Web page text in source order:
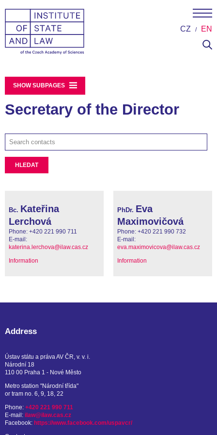
CZ EN
SHOW SUBPAGES
Secretary of the Director
HLEDAT
Bc. Kateřina
Lerchová
Phone:+420 221 990 711
E-mail:
katerina.lerchova@ilaw.cas.cz
Information
PhDr. Eva
Maximovičová
Phone:+420 221 990 732
E-mail:
eva.maximovicova@ilaw.cas.cz
Information
Address
Ústav státu a práva AV ČR, v. v. i.
Národní 18
110 00 Praha 1 - Nové Město
Metro station "Národní třída"
or tram no. 6, 9, 18, 22
Phone: +420 221 990 711
E-mail: ilaw@ilaw.cas.cz
Facebook: https://www.facebook.com/uspavcr/